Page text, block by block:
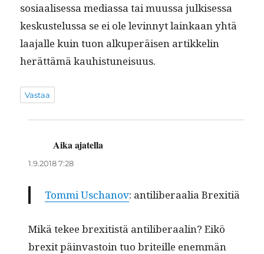
sosi­aalises­sa medi­as­sa tai muus­sa julkises­sa
keskustelus­sa se ei ole levin­nyt lainkaan yhtä
laa­jalle kuin tuon alku­peräisen artikke­lin
herät­tämä kauhistuneisuus.
Vastaa
Aika ajatella
1.9.2018 7:28
Tom­mi Uschanov: antilib­er­aalia Brexitiä
Mikä tekee brexi­tistä antilib­er­aalin? Eikö
brex­it päin­vas­toin tuo briteille enem­män